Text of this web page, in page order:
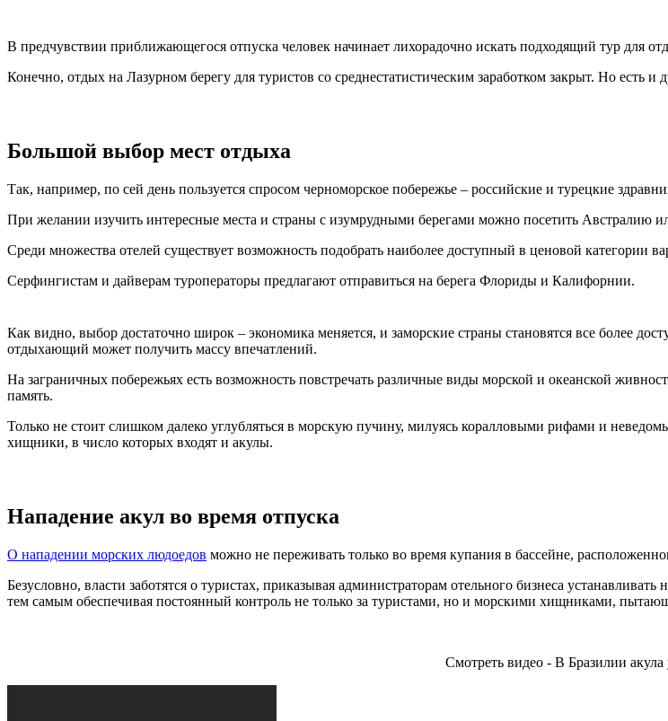
В предчувствии приближающегося отпуска человек начинает лихорадочно искать подходящий тур для
Конечно, отдых на Лазурном берегу для туристов со среднестатистическим заработком закрыт. Но есть
Большой выбор мест отдыха
Так, например, по сей день пользуется спросом черноморское побережье – российские и турецкие
При желании изучить интересные места и страны с изумрудными берегами можно посетить Австралию
Среди множества отелей существует возможность подобрать наиболее доступный в ценовой категории
Серфингистам и дайверам туроператоры предлагают отправиться на берега Флориды и Калифорнии.
Как видно, выбор достаточно широк – экономика меняется, и заморские страны становятся все более
отдыхающий может получить массу впечатлений.
На заграничных побережьях есть возможность повстречать различные виды морской и океанской
память.
Только не стоит слишком далеко углубляться в морскую пучину, милуясь коралловыми рифами и
хищники, в число которых входят и акулы.
Нападение акул во время отпуска
О нападении морских людоедов можно не переживать только во время купания в бассейне,
Безусловно, власти заботятся о туристах, приказывая администраторам отельного бизнеса
тем самым обеспечивая постоянный контроль не только за туристами, но и морскими хищниками,
Смотреть видео - В Бразилии